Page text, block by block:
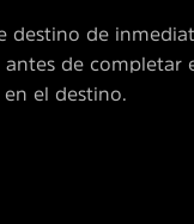
destino de
de completar
el destino.